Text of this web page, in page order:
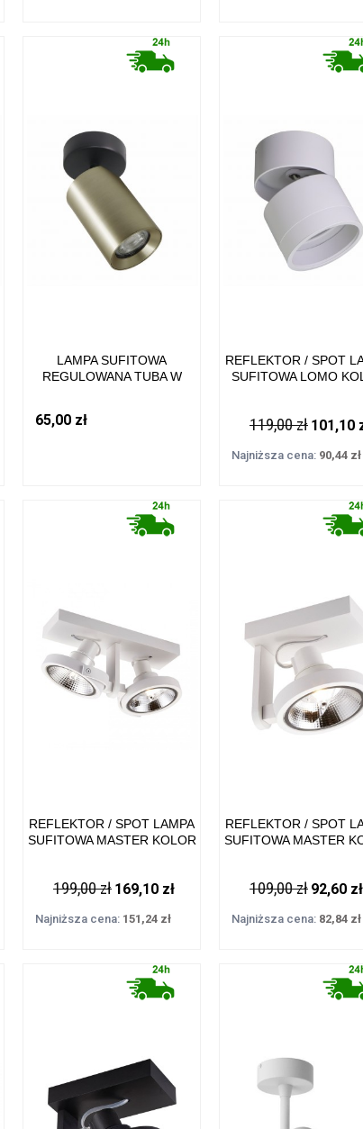
LAMPA SUFITOWA
REGULOWANA TUBA W
65,00 zł
REFLEKTOR / SPOT
SUFITOWA LOMO
119,00 zł 101,10
Najniższa cena: 90,44 zł
REFLEKTOR / SPOT LAMPA
SUFITOWA MASTER KOLOR
ZUMA LINE
199,00 zł 169,10 zł
Najniższa cena: 151,24 zł
REFLEKTOR / SPOT
SUFITOWA MASTER
LINE
109,00 zł 92,60 zł
Najniższa cena: 82,84 zł